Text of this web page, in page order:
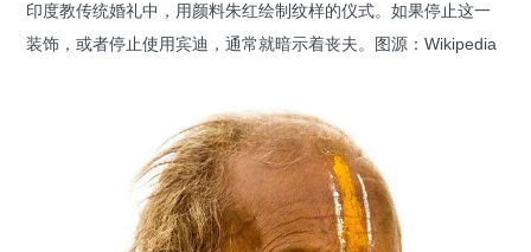
印度教传统婚礼中，用颜料朱红绘制纹样的仪式。如果停止这一
装饰，或者停止使用宾迪，通常就暗示着丧夫。图源：Wikipedia